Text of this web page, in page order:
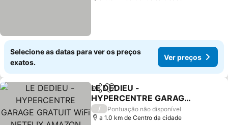
Selecione as datas para ver os preços
exatos.
Ver preços
PartilharAdicionar aos favoritos
LE DEDIEU -
HYPERCENTRE GARAGE
GRATUIT WiFi NETFLIX
AMAZON PRIME
/
Pontuação não disponível
a 1.0 km de Centro da cidade